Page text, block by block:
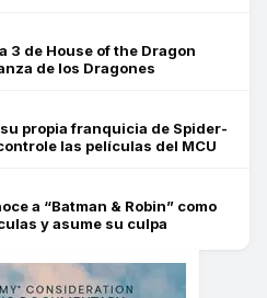
3 de House of the Dragon
de los Dragones
propia franquicia de Spider-
las películas del MCU
a “Batman & Robin” como
y asume su culpa